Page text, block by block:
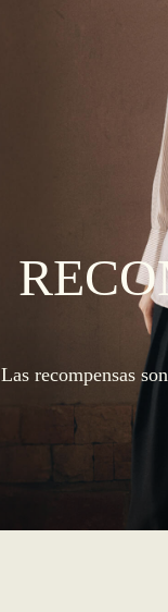
Las recompensas